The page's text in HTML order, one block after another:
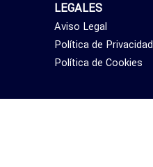
LEGALES
Aviso Legal
Política de Privacidad
Política de Cookies